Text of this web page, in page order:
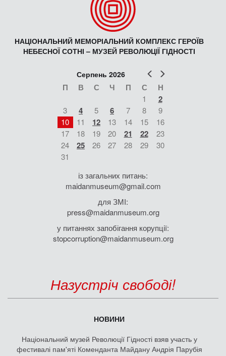
НАЦІОНАЛЬНИЙ МЕМОРІАЛЬНИЙ КОМПЛЕКС ГЕРОЇВ
НЕБЕСНОЇ СОТНІ – МУЗЕЙ РЕВОЛЮЦІЇ ГІДНОСТІ
Попер
Серпень 2026
П В С Ч П С Н
1 2
3 4 5 6 7 8
9
10
11 12 13 14 15
16
17
18 19 20 21 22
23
24
25 26 27 28 29
30
31
із загальних питань:
maidanmuseum@gmail.com
для ЗМІ:
press@maidanmuseum.org
у питаннях запобігання корупції:
stopcorruption@maidanmuseum.org
Назустріч свободі!
НОВИНИ
Національний музей Революції Гідності взяв участь у
фестивалі пам'яті Коменданта Майдану Андрія Парубія